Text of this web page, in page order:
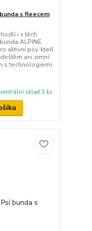
s fleecem
i v těch
ALPINE
aktivní psy, kteří
ani zimní
s technologiemi,
centrální sklad 1 ks